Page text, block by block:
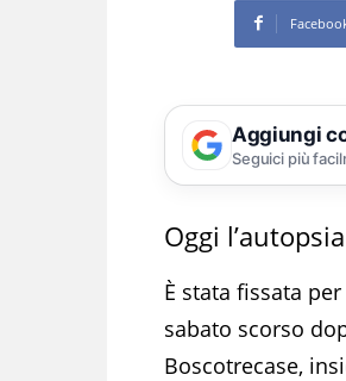
Aggiungi
Seguici più
Oggi
È stata fissata
sabato scorso
Boscotrecase,